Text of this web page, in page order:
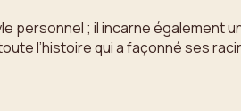
personnel ; il incarne
l’histoire qui a façonné ses